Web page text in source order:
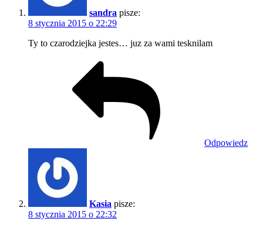
sandra pisze:
8 stycznia 2015 o 22:29
Ty to czarodziejka jestes… juz za wami tesknilam
Odpowiedz
Kasia pisze:
8 stycznia 2015 o 22:32